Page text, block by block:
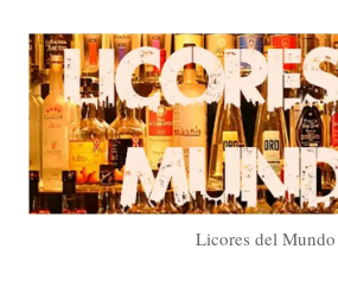
Licores del Mundo